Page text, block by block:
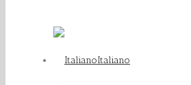
Italiano